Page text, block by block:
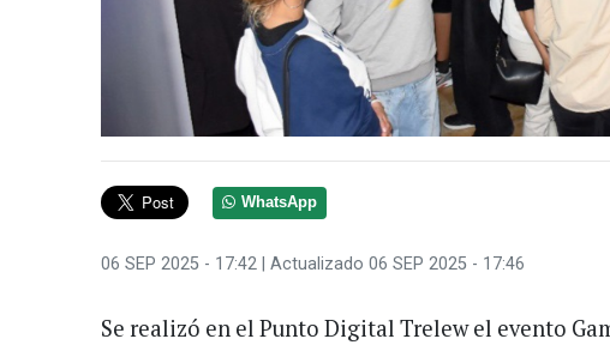
WhatsApp
06 SEP 2025 - 17:42 | Actualizado 06 SEP 2025 - 17:46
Se realizó en el Punto Digital Trelew el evento